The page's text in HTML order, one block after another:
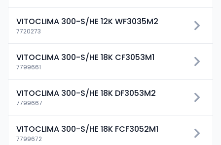
VITOCLIMA 300-S/HE 12K WF3035M2
7720273
VITOCLIMA 300-S/HE 18K CF3053M1
7799661
VITOCLIMA 300-S/HE 18K DF3053M2
7799667
VITOCLIMA 300-S/HE 18K FCF3052M1
7799672